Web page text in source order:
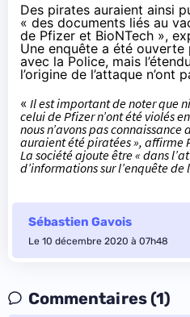
Des pirates auraient ainsi
« des documents liés au
de Pfizer et BioNTech »,
Une enquête a été ouverte
avec la Police, mais
l’origine de l’attaque n’ont
« Il est important de noter que
celui de Pfizer n’ont été violés
nous n’avons pas
auraient été piratées », affirme
La société ajoute être « dans
d’informations sur l’enquête de
Sébastien Gavois
Le 10 décembre 2020 à 07h48
Commentaires (1)